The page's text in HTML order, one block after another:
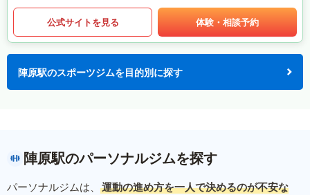
公式サイトを見る 体験・相談予約
陣原駅のスポーツジムを目的別に探す
陣原駅のパーソナルジムを探す
パーソナルジムは、
運動の進め方を一人で決めるのが不安な